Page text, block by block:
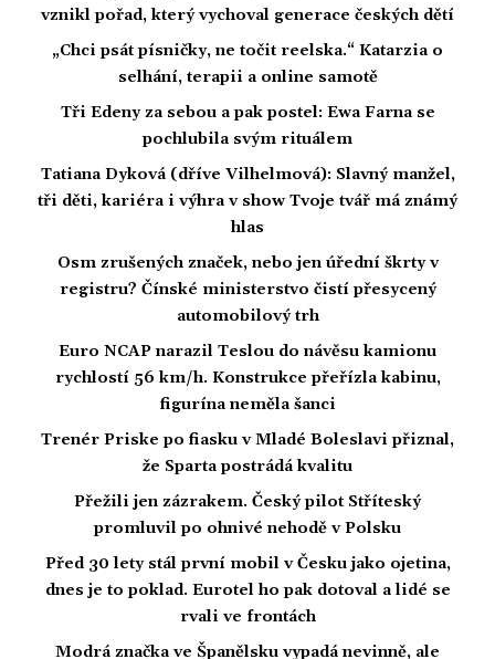
vznikl pořad, který vychoval generace českých dětí
„Chci psát písničky, ne točit reelska.“ Katarzia o
selhání, terapii a online samotě
Tři Edeny za sebou a pak postel: Ewa Farna se
pochlubila svým rituálem
Tatiana Dyková (dříve Vilhelmová): Slavný manžel,
tři děti, kariéra i výhra v show Tvoje tvář má známý
hlas
Osm zrušených značek, nebo jen úřední škrty v
registru? Čínské ministerstvo čistí přesycený
automobilový trh
Euro NCAP narazil Teslou do návěsu kamionu
rychlostí 56 km/h. Konstrukce přeřízla kabinu,
figurína neměla šanci
Trenér Priske po fiasku v Mladé Boleslavi přiznal,
že Sparta postrádá kvalitu
Přežili jen zázrakem. Český pilot Stříteský
promluvil po ohnivé nehodě v Polsku
Před 30 lety stál první mobil v Česku jako ojetina,
dnes je to poklad. Eurotel ho pak dotoval a lidé se
rvali ve frontách
Modrá značka ve Španělsku vypadá nevinně, ale